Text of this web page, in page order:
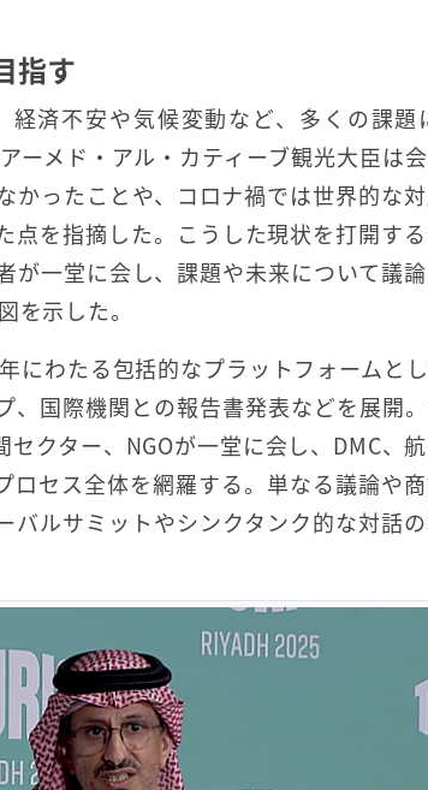
指す
済不安や気候変動など、多くの課題
ーメド・アル・カティーブ観光大臣は
ったことや、コロナ禍では世界的な対
を指摘した。こうした現状を打開する
が一堂に会し、課題や未来について議
を示した。
にわたる包括的なプラットフォームと
、国際機関との報告書発表などを展開
クター、NGOが一堂に会し、DMC、
セス全体を網羅する。単なる議論や
バルサミットやシンクタンク的な対話